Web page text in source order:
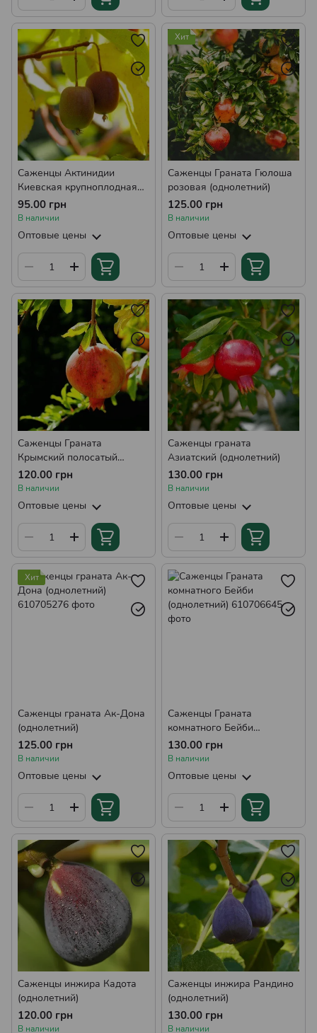
Саженцы Актинидии
Киевская крупноплодная
(жен, однолетний)
95.00 грн
В наличии
Оптовые цены
Хит
Саженцы Граната Гюлоша
розовая (однолетний)
125.00 грн
В наличии
Оптовые цены
Саженцы Граната
Крымский полосатый
(однолетний)
120.00 грн
В наличии
Оптовые цены
Саженцы граната
Азиатский (однолетний)
130.00 грн
В наличии
Оптовые цены
Хит
Саженцы граната Ак-Дона
(однолетний)
125.00 грн
В наличии
Оптовые цены
Саженцы Граната
комнатного Бейби
(однолетний)
130.00 грн
В наличии
Оптовые цены
Саженцы инжира Кадота
(однолетний)
120.00 грн
В наличии
Саженцы инжира Рандино
(однолетний)
130.00 грн
В наличии